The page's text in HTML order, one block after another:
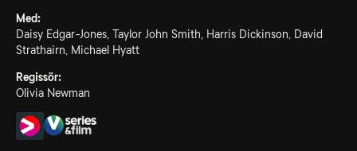
Med:
Daisy Edgar-Jones, Taylor John Smith, Harris Dickinson, David
Strathairn, Michael Hyatt
Regissör:
Olivia Newman